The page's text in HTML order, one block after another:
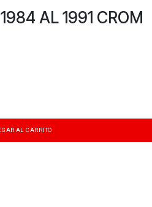
AL 1991 CROM
AL CARRITO